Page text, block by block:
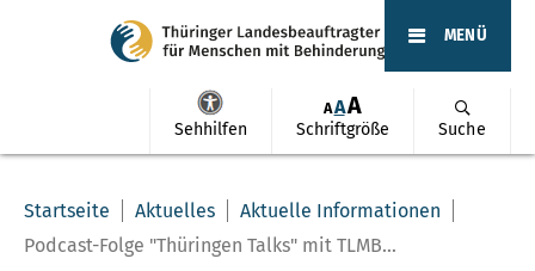
Sehhilfen
AAA
Schriftgröße Suche
MENÜ
Startseite Aktuelles
Aktuelle Informationen
Podcast-Folge "Thüringen Talks" mit TLMB...